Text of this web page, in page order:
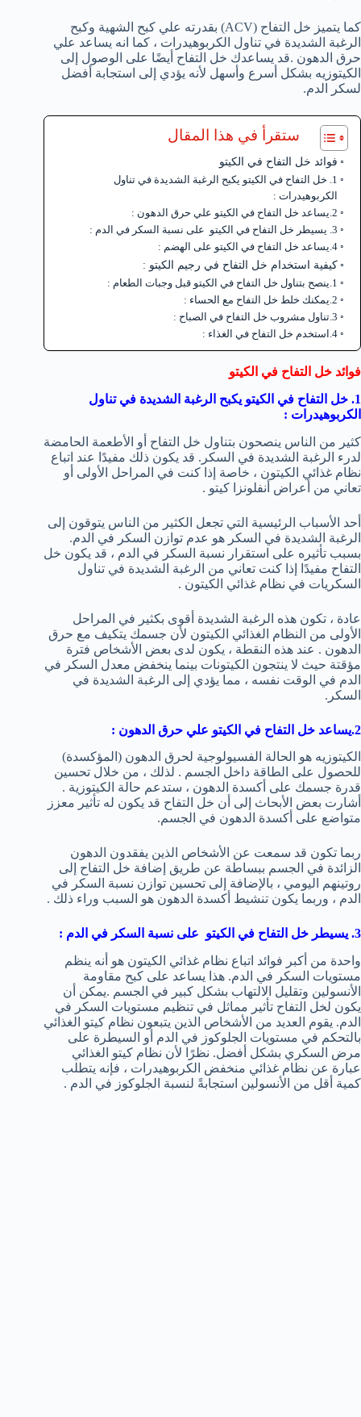
كما يتميز خل التفاح (ACV) بقدرته علي كبح الشهية وكبح
الرغبة الشديدة في تناول الكربوهيدرات ، كما انه يساعد علي
حرق الدهون .قد يساعدك خل التفاح أيضًا على الوصول إلى
الكيتوزيه بشكل أسرع وأسهل لأنه يؤدي إلى استجابة أفضل
لسكر الدم.
ستقرأ في هذا المقال
فوائد خل التفاح في الكيتو
1. خل التفاح في الكيتو يكبح الرغبة الشديدة في تناول
الكربوهيدرات :
2.يساعد خل التفاح في الكيتو علي حرق الدهون :
3. يسيطر خل التفاح في الكيتو على نسبة السكر في الدم :
4.يساعد خل التفاح في الكيتو على الهضم :
كيفية استخدام خل التفاح في رجيم الكيتو :
1.ينصح بتناول خل التفاح في الكيتو قبل وجبات الطعام :
2.يمكنك خلط خل التفاح مع الحساء :
3.تناول مشروب خل التفاح في الصباح :
4.استخدم خل التفاح في الغذاء :
فوائد خل التفاح في الكيتو
1. خل التفاح في الكيتو يكبح الرغبة الشديدة في تناول
الكربوهيدرات :
كثير من الناس ينصحون بتناول خل التفاح أو الأطعمة الحامضة
لدرء الرغبة الشديدة في السكر. قد يكون ذلك مفيدًا عند اتباع
نظام غذائي الكيتون ، خاصة إذا كنت في المراحل الأولى أو
تعاني من أعراض أنفلونزا كيتو .
أحد الأسباب الرئيسية التي تجعل الكثير من الناس يتوقون إلى
الرغبة الشديدة في السكر هو عدم توازن السكر في الدم.
بسبب تأثيره على استقرار نسبة السكر في الدم ، قد يكون خل
التفاح مفيدًا إذا كنت تعاني من الرغبة الشديدة في تناول
السكريات في نظام غذائي الكيتون .
عادة ، تكون هذه الرغبة الشديدة أقوى بكثير في المراحل
الأولى من النظام الغذائي الكيتون لأن جسمك يتكيف مع حرق
الدهون . عند هذه النقطة ، يكون لدى بعض الأشخاص فترة
مؤقتة حيث لا ينتجون الكيتونات بينما ينخفض ​​معدل السكر في
الدم في الوقت نفسه ، مما يؤدي إلى الرغبة الشديدة في
السكر.
2.يساعد خل التفاح في الكيتو علي حرق الدهون
:
الكيتوزيه هو الحالة الفسيولوجية لحرق الدهون (المؤكسدة)
للحصول على الطاقة داخل الجسم . لذلك ، من خلال تحسين
قدرة جسمك على أكسدة الدهون ، ستدعم حالة الكيتوزية .
أشارت بعض الأبحاث إلى أن خل التفاح قد يكون له تأثير معزز
متواضع على أكسدة الدهون في الجسم.
ربما تكون قد سمعت عن الأشخاص الذين يفقدون الدهون
الزائدة في الجسم ببساطة عن طريق إضافة خل التفاح إلى
روتينهم اليومي ، بالإضافة إلى تحسين توازن نسبة السكر في
الدم ، وربما يكون تنشيط أكسدة الدهون هو السبب وراء ذلك .
3. يسيطر خل التفاح في الكيتو على نسبة السكر في الدم
:
واحدة من أكبر فوائد اتباع نظام غذائي الكيتون هو أنه ينظم
مستويات السكر في الدم. هذا يساعد على كبح مقاومة
الأنسولين وتقليل الالتهاب بشكل كبير في الجسم .يمكن أن
يكون لخل التفاح تأثير مماثل في تنظيم مستويات السكر في
الدم. يقوم العديد من الأشخاص الذين يتبعون نظام كيتو الغذائي
بالتحكم في مستويات الجلوكوز في الدم أو السيطرة على
مرض السكري بشكل أفضل. نظرًا لأن نظام كيتو الغذائي
عبارة عن نظام غذائي منخفض الكربوهيدرات ، فإنه يتطلب
كمية أقل من الأنسولين استجابةً لنسبة الجلوكوز في الدم .